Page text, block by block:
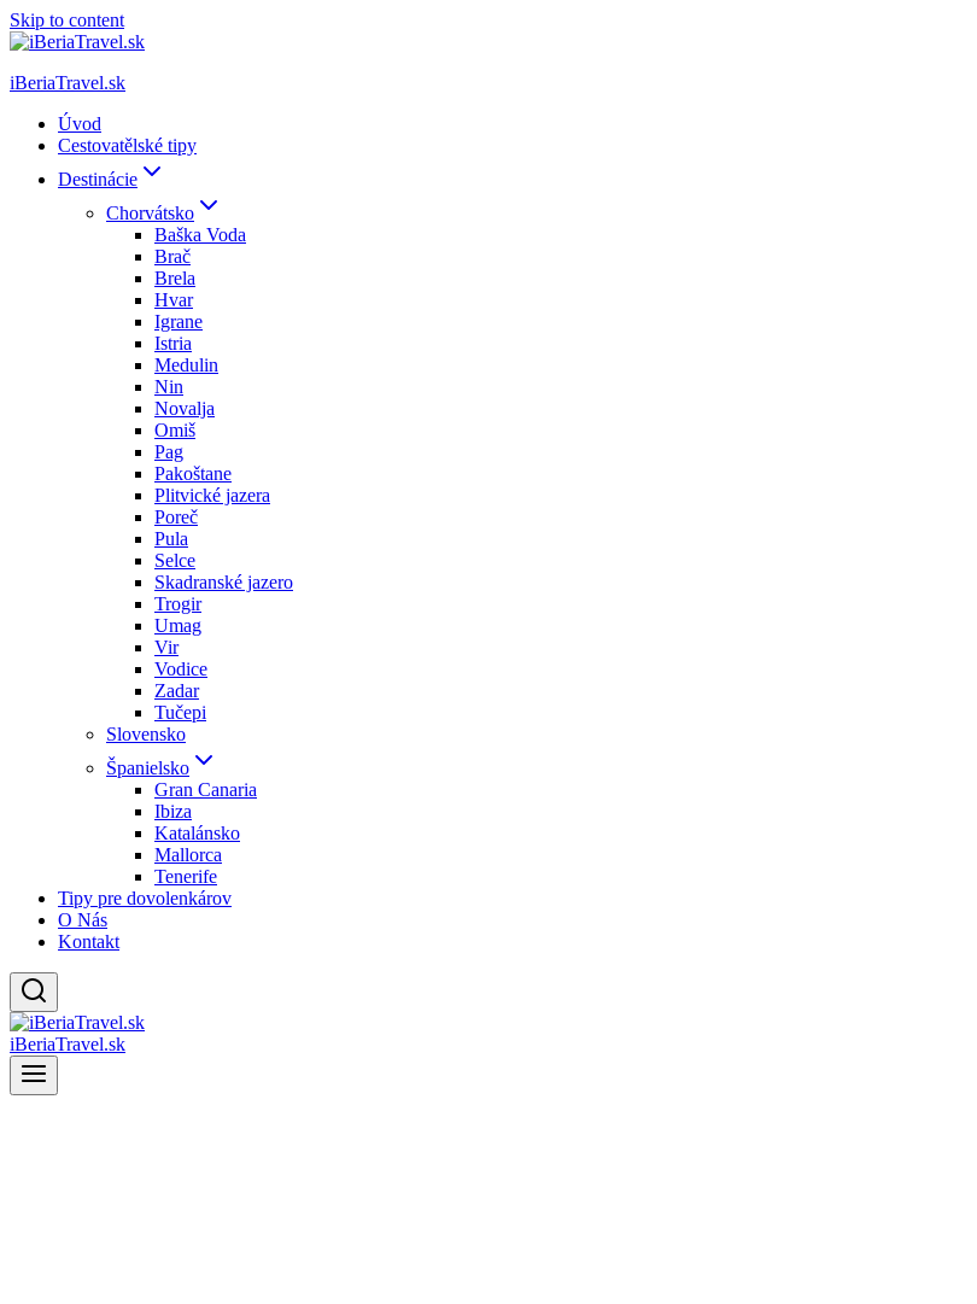
Skip to content
iBeriaTravel.sk
Úvod
Cestovatělské tipy
Destinácie
Chorvátsko
Baška Voda
Brač
Brela
Hvar
Igrane
Istria
Medulin
Nin
Novalja
Omiš
Pag
Pakoštane
Plitvické jazera
Poreč
Pula
Selce
Skadranské jazero
Trogir
Umag
Vir
Vodice
Zadar
Tučepi
Slovensko
Španielsko
Gran Canaria
Ibiza
Katalánsko
Mallorca
Tenerife
Tipy pre dovolenkárov
O Nás
Kontakt
iBeriaTravel.sk